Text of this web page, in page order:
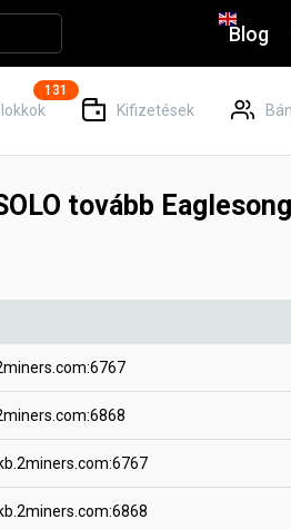
Blog
131
Kifizetések
tovább Eaglesong